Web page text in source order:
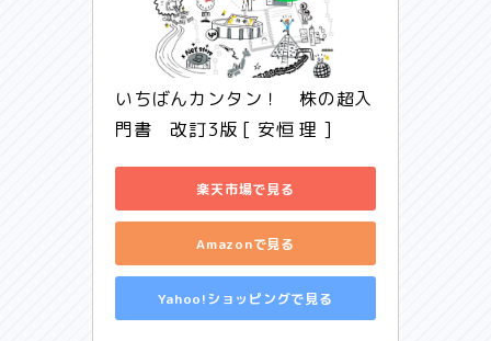
いちばんカンタン！　株の超入
門書　改訂3版 [ 安恒 理 ]
楽天市場で見る
Amazonで見る
Yahoo!ショッピングで見る